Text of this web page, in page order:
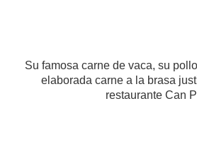
Su famosa carne de vaca, su
elaborada carne a la brasa
restaurante Can